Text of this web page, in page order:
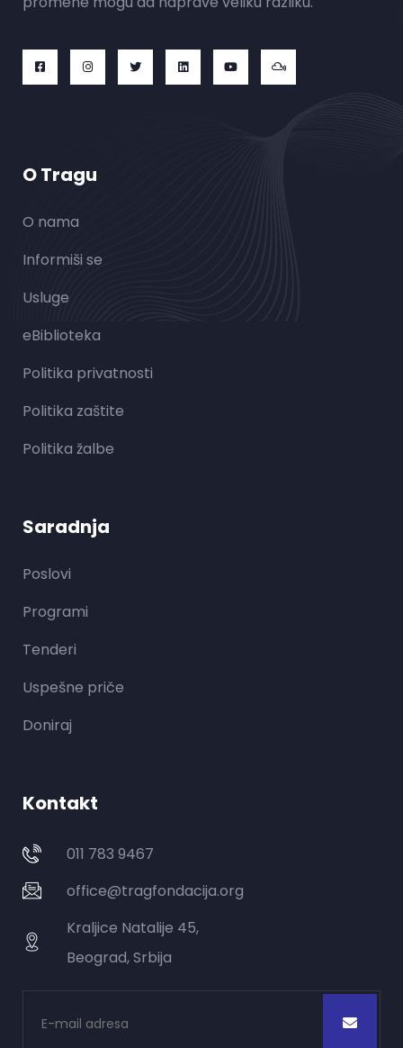
O Tragu
O nama
Informiši se
Usluge
eBiblioteka
Politika privatnosti
Politika zaštite
Politika žalbe
Saradnja
Poslovi
Programi
Tenderi
Uspešne priče
Doniraj
Kontakt
011 783 9467
office@tragfondacija.org
Kraljice Natalije 45,
Beograd, Srbija